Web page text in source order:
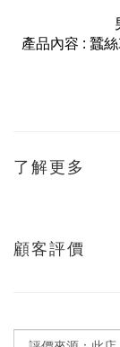
產品內容 : 蠶
了解更多
顧客評價